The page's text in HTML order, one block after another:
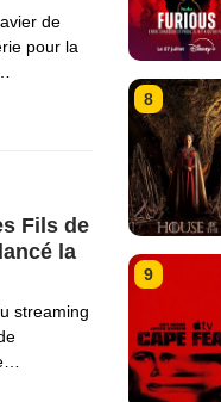
de
pour la
Fils de
la
streaming
8
9